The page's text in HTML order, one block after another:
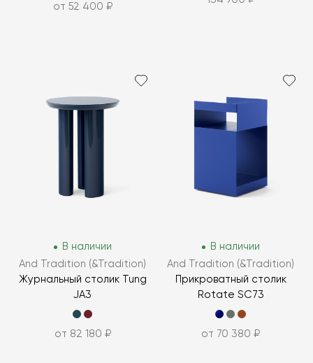
от 52 400 ₽
В наличии
And Tradition (&Tradition)
Журнальный столик Tung
JA3
от 82 180 ₽
В наличии
And Tradition (&Tradition)
Прикроватный столик
Rotate SC73
от 70 380 ₽